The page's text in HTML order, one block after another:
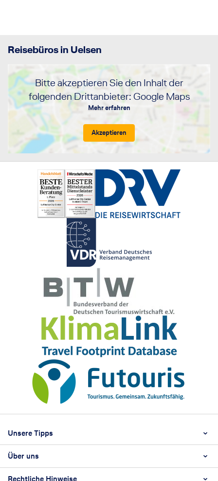
Reisebüros in Uelsen
Bitte akzeptieren Sie den Inhalt der
folgenden Drittanbieter: Google Maps
Mehr erfahren
Akzeptieren
Unsere Tipps
Beste Reisezeit
Über uns
Rechtliche Hinweise